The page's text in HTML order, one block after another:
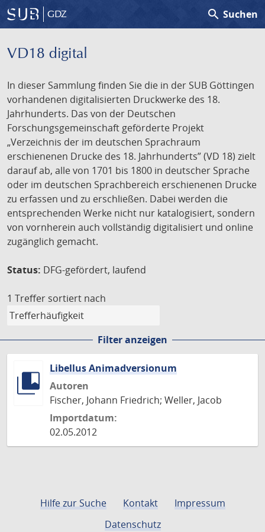
GDZ search Suchen
VD18 digital
In dieser Sammlung finden Sie die in der SUB Göttingen
vorhandenen digitalisierten Druckwerke des 18.
Jahrhunderts. Das von der Deutschen
Forschungsgemeinschaft geförderte Projekt
„Verzeichnis der im deutschen Sprachraum
erschienenen Drucke des 18. Jahrhunderts” (VD 18) zielt
darauf ab, alle von 1701 bis 1800 in deutscher Sprache
oder im deutschen Sprachbereich erschienenen Drucke
zu erfassen und zu erschließen. Dabei werden die
entsprechenden Werke nicht nur katalogisiert, sondern
von vornherein auch vollständig digitalisiert und online
zugänglich gemacht.
Status: DFG-gefördert, laufend
1 Treffer sortiert nach
Filter anzeigen
Libellus Animadversionum
Autoren
Fischer, Johann Friedrich; Weller, Jacob
Importdatum:
02.05.2012
Hilfe zur Suche Kontakt
Impressum
Datenschutz